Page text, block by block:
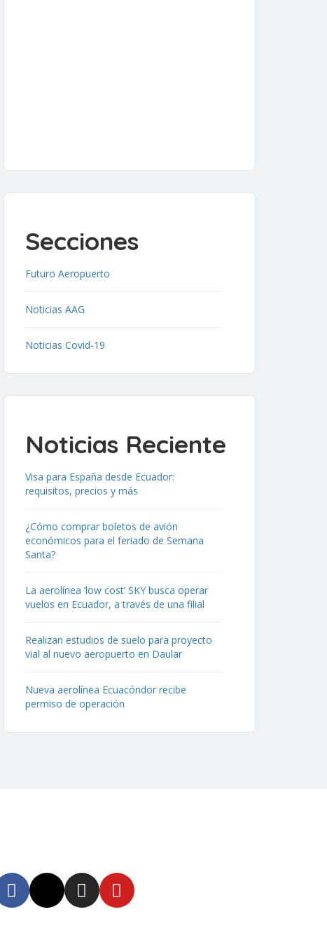
Secciones
Futuro Aeropuerto
Noticias AAG
Noticias Covid-19
Noticias Reciente
Visa para España desde Ecuador:
requisitos, precios y más
¿Cómo comprar boletos de avión
económicos para el feriado de Semana
Santa?
La aerolínea ‘low cost’ SKY busca operar
vuelos en Ecuador, a través de una filial
Realizan estudios de suelo para proyecto
vial al nuevo aeropuerto en Daular
Nueva aerolínea Ecuacóndor recibe
permiso de operación